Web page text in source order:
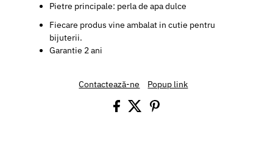
Pietre principale: perla de apa dulce
Fiecare produs vine ambalat in cutie pentru
bijuterii.
Garantie 2 ani
Contactează-ne Popup link